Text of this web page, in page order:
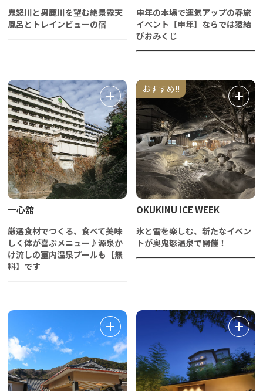
鬼怒川と男鹿川を望む絶景露天
風呂とトレインビューの宿
申年の本場で運気アップの春旅
イベント【申年】ならでは猿結
びおみくじ
一心舘
厳選食材でつくる、食べて美味
しく体が喜ぶメニュー♪源泉か
け流しの室内温泉プールも【無
料】です
おすすめ!!
OKUKINU ICE WEEK
氷と雪を楽しむ、新たなイベン
トが奥鬼怒温泉で開催！